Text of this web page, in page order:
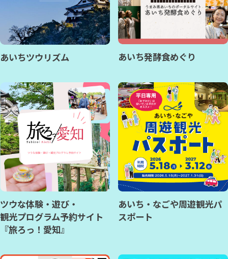
あいちツウリズム あいち発酵食めぐり
ツウな体験・遊び・
観光プログラム予約サイト
『旅ろっ！愛知』
あいち・なごや周遊観光パ
スポート